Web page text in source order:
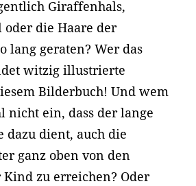
Giraffenhals,
oder die Haare der
lang geraten? Wer das
witzig illustrierte
Bilderbuch! Und wem
nicht ein, dass der lange
dazu dient, auch die
ganz oben von den
zu erreichen? Oder